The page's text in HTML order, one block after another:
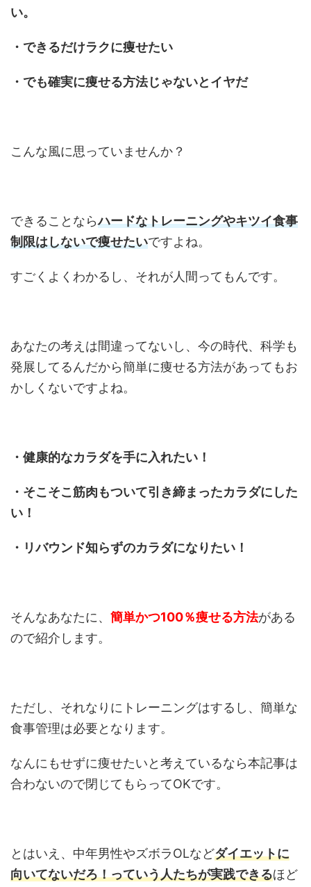
い。
・できるだけラクに痩せたい
・でも確実に痩せる方法じゃないとイヤだ
こんな風に思っていませんか？
できることならハードなトレーニングやキツイ食事
制限はしないで痩せたいですよね。
すごくよくわかるし、それが人間ってもんです。
あなたの考えは間違ってないし、今の時代、科学も
発展してるんだから簡単に痩せる方法があってもお
かしくないですよね。
・健康的なカラダを手に入れたい！
・そこそこ筋肉もついて引き締まったカラダにした
い！
・リバウンド知らずのカラダになりたい！
そんなあなたに、 簡単かつ100％痩せる方法がある
ので紹介します。
ただし、それなりにトレーニングはするし、簡単な
食事管理は必要となります。
なんにもせずに痩せたいと考えているなら本記事は
合わないので閉じてもらってOKです。
とはいえ、中年男性やズボラOLなどダイエットに
向いてないだろ！っていう人たちが実践できるほど